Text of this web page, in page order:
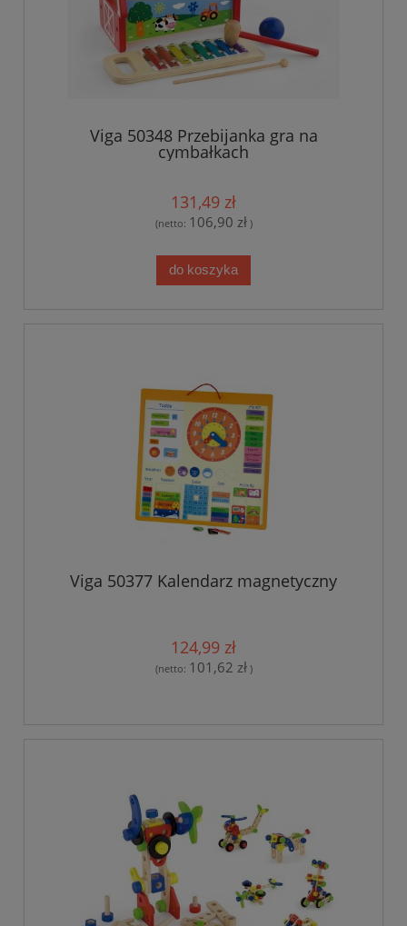
Viga 50348 Przebijanka gra na
cymbałkach
131,49 zł
(netto: 106,90 zł)
do koszyka
Viga 50377 Kalendarz magnetyczny
124,99 zł
(netto: 101,62 zł)